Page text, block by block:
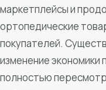
маркетплейсы и
ортопедические
покупателей.
изменение
полностью